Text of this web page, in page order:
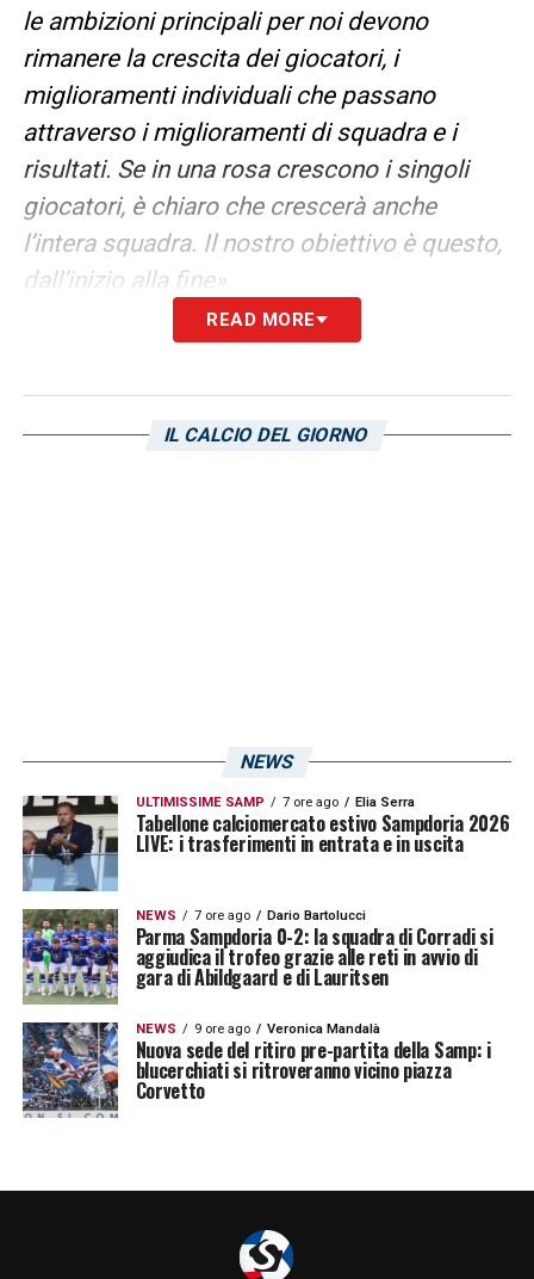
le ambizioni principali per noi devono
rimanere la crescita dei giocatori, i
miglioramenti individuali che passano
attraverso i miglioramenti di squadra e i
risultati. Se in una rosa crescono i singoli
giocatori, è chiaro che crescerà anche
l’intera squadra. Il nostro obiettivo è questo,
dall’inizio alla fine».
L’allenatore dell’Under 15 ha voluto gettare le
ambizioni, crescita, individui. L’obiettivo,
e rinvigorita dalle prestazioni inanellate fino
importante, i presupposti per dare continuità
sono ben chiari.
LA PLAYLIST DELLE NOSTRE TOP NEWS
READ MORE
IL CALCIO DEL GIORNO
NEWS
ULTIMISSIME SAMP 7 ore ago Elia Serra
Tabellone calciomercato estivo Sampdoria 2026
LIVE: i trasferimenti in entrata e in uscita
NEWS 7 ore ago Dario Bartolucci
Parma Sampdoria 0-2: la squadra di Corradi si
aggiudica il trofeo grazie alle reti in avvio di
gara di Abildgaard e di Lauritsen
NEWS 9 ore ago Veronica Mandalà
Nuova sede del ritiro pre-partita della Samp: i
blucerchiati si ritroveranno vicino piazza
Corvetto